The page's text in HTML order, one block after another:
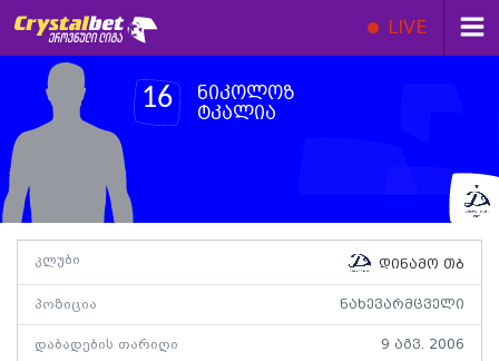
LIVE
16
ნიკოლოზ
ტკალია
კლუბი დინამო თბ
პოზიცია ნახევარმცველი
დაბადების თარიღი 9 აგვ. 2006